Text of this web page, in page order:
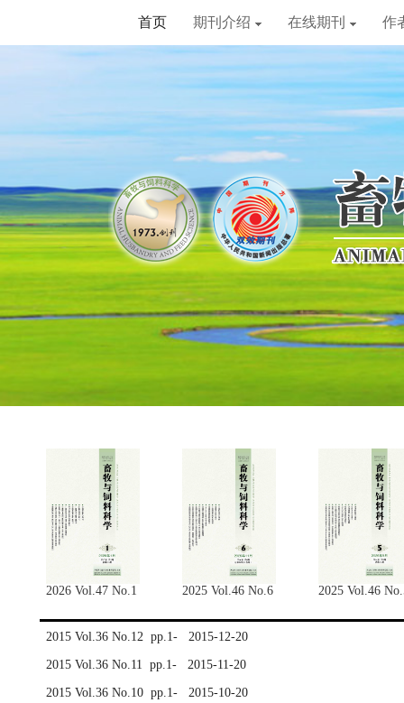
首页 期刊介绍 在线期刊 作
2026 Vol.47 No.1 2025 Vol.46 No.6 2025 Vol.46
2015 Vol.36 No.12 pp.1- 2015-12-20
2015 Vol.36 No.11 pp.1- 2015-11-20
2015 Vol.36 No.10 pp.1- 2015-10-20